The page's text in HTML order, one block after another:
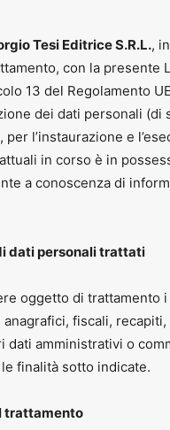
Tesi Editrice S.R.L.,
con la presente
13 del Regolamento
dei dati personali (di
per l’instaurazione e
in corso è in
a conoscenza di
dati personali trattati
oggetto di trattamento
anagrafici, fiscali,
dati amministrativi o
finalità sotto indicate.
trattamento